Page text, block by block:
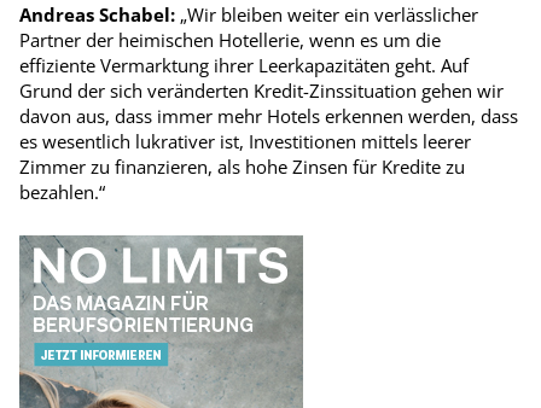
Andreas Schabel: „Wir bleiben weiter ein verlässlicher
Partner der heimischen Hotellerie, wenn es um die
effiziente Vermarktung ihrer Leerkapazitäten geht. Auf
Grund der sich veränderten Kredit-Zinssituation gehen wir
davon aus, dass immer mehr Hotels erkennen werden, dass
es wesentlich lukrativer ist, Investitionen mittels leerer
Zimmer zu finanzieren, als hohe Zinsen für Kredite zu
bezahlen.“